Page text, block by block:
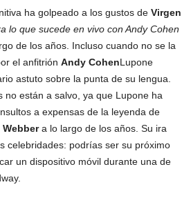
ha golpeado a los gustos de Virgen
lo que sucede en vivo con Andy Cohen
de los años. Incluso cuando no se la
el anfitrión Andy CohenLupone
astuto sobre la punta de su lengua.
no están a salvo, ya que Lupone ha
a expensas de la leyenda de
a lo largo de los años. Su ira
celebridades: podrías ser su próximo
un dispositivo móvil durante una de